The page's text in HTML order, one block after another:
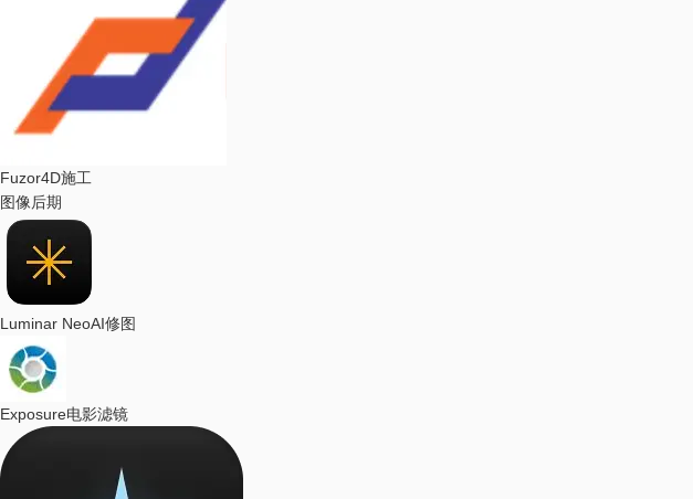
Fuzor4D施工
图像后期
Luminar NeoAI修图
Exposure电影滤镜